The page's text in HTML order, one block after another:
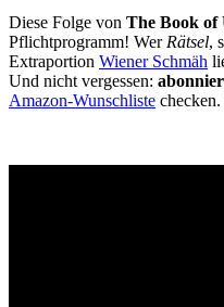
Diese Folge von The Book of
Pflichtprogramm! Wer Rätsel,
Extraportion Wiener Schmäh
Und nicht vergessen:
Amazon-Wunschliste